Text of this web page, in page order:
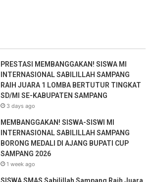
PRESTASI MEMBANGGAKAN! SISWA MI
INTERNASIONAL SABILILLAH SAMPANG
RAIH JUARA 1 LOMBA BERTUTUR TINGKAT
SD/MI SE-KABUPATEN SAMPANG
3 days ago
MEMBANGGAKAN! SISWA-SISWI MI
INTERNASIONAL SABILILLAH SAMPANG
BORONG MEDALI DI AJANG BUPATI CUP
SAMPANG 2026
1 week ago
SISWA SMAS Sabilillah Sampang Raih Juara